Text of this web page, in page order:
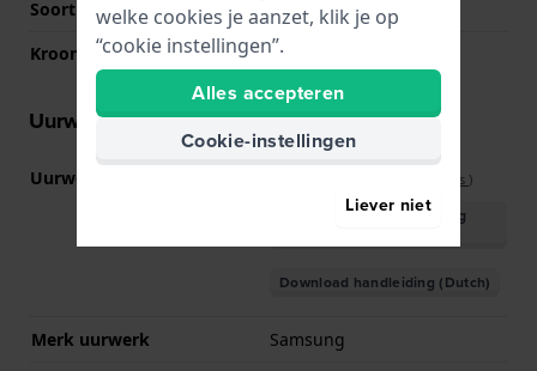
Soort glas
Saffier
Kroon
NVT
Uurwerk informatie
Uurwerk nr. Bekijk specificaties )
Download handleiding
Download handleiding (Dutch)
Merk uurwerk
Samsung
welke cookies je aanzet, klik je op
“cookie instellingen”.
Alles accepteren
Cookie-instellingen
Liever niet